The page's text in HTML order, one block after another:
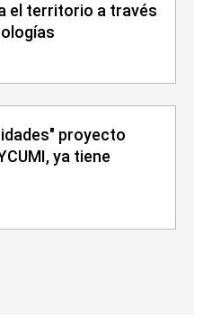
el territorio a través
proyecto
ya tiene